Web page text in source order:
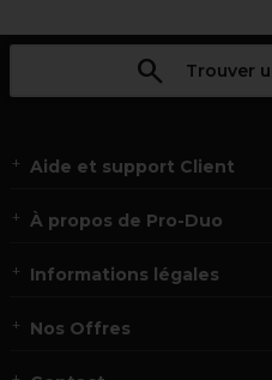
Trouver
Aide et support Client
À propos de Pro-Duo
Informations légales
Nos Offres